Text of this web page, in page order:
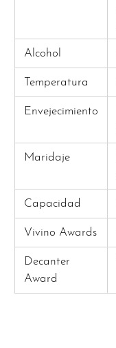
Alcohol
Temperatura
Envejecimiento
Maridaje
Capacidad
Vivino Awards
Decanter
Award